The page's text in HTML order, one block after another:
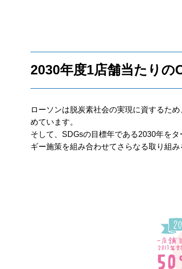
2030年度1店舗当たりの
ローソンは脱炭素社会の実現に資するた
めています。
そして、SDGsの目標年である2030年を
ギー施策を組み合わせてさらなる取り組み